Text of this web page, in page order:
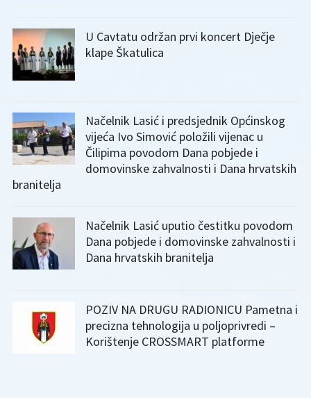
U Cavtatu održan prvi koncert Dječje
klape Škatulica
Načelnik Lasić i predsjednik Općinskog
vijeća Ivo Simović položili vijenac u
Čilipima povodom Dana pobjede i
domovinske zahvalnosti i Dana hrvatskih
branitelja
Načelnik Lasić uputio čestitku povodom
Dana pobjede i domovinske zahvalnosti i
Dana hrvatskih branitelja
POZIV NA DRUGU RADIONICU Pametna i
precizna tehnologija u poljoprivredi –
Korištenje CROSSMART platforme